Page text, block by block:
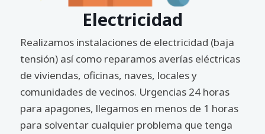
Electricidad
Realizamos instalaciones de electricidad (baja
tensión) así como reparamos averías eléctricas
de viviendas, oficinas, naves, locales y
comunidades de vecinos. Urgencias 24 horas
para apagones, llegamos en menos de 1 horas
para solventar cualquier problema que tenga